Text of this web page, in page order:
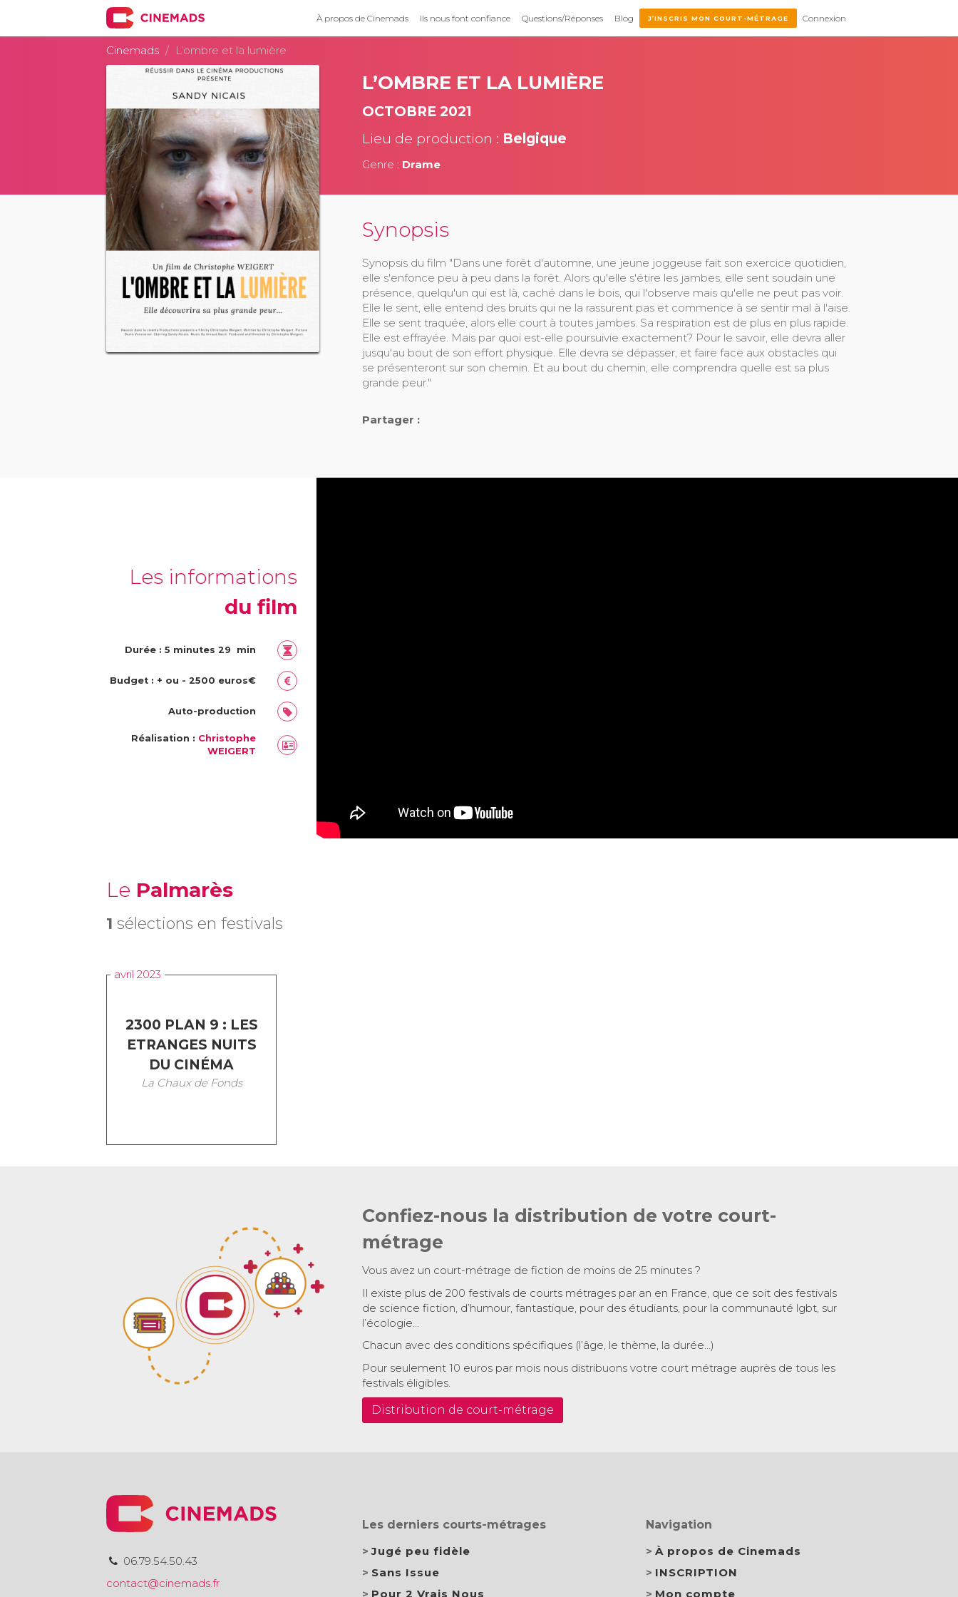
À propos de Cinemads Ils nous font confiance Questions/Réponses Blog J’INSCRIS MON COURT-MÉTRAGE Connexion
Cinemads L’ombre et la lumière
L’OMBRE ET LA LUMIÈRE
OCTOBRE 2021
Lieu de production : Belgique
Genre : Drame
Synopsis
Synopsis du film "Dans une forêt d'automne, une jeune joggeuse fait son exercice quotidien,
elle s'enfonce peu à peu dans la forêt. Alors qu'elle s'étire les jambes, elle sent soudain une
présence, quelqu'un qui est là, caché dans le bois, qui l'observe mais qu'elle ne peut pas voir.
Elle le sent, elle entend des bruits qui ne la rassurent pas et commence à se sentir mal à l'aise.
Elle se sent traquée, alors elle court à toutes jambes. Sa respiration est de plus en plus rapide.
Elle est effrayée. Mais par quoi est-elle poursuivie exactement? Pour le savoir, elle devra aller
jusqu'au bout de son effort physique. Elle devra se dépasser, et faire face aux obstacles qui
se présenteront sur son chemin. Et au bout du chemin, elle comprendra quelle est sa plus
grande peur."
Partager :
Les informations
du film
Durée : 5 minutes 29 min
Budget : + ou - 2500 euros€
Auto-production
Réalisation : Christophe
WEIGERT
Le Palmarès
1 sélections en festivals
avril 2023
2300 PLAN 9 : LES
ETRANGES NUITS
DU CINÉMA
La Chaux de Fonds
Confiez-nous la distribution de votre court-
métrage
Vous avez un court-métrage de fiction de moins de 25 minutes ?
Il existe plus de 200 festivals de courts métrages par an en France, que ce soit des festivals
de science fiction, d’humour, fantastique, pour des étudiants, pour la communauté lgbt, sur
l’écologie…
Chacun avec des conditions spécifiques (l’âge, le thème, la durée…)
Pour seulement 10 euros par mois nous distribuons votre court métrage auprès de tous les
festivals éligibles.
Distribution de court-métrage
06.79.54.50.43
contact@cinemads.fr
Les derniers courts-métrages
Jugé peu fidèle
Sans Issue
Pour 2 Vrais Nous
Navigation
À propos de Cinemads
INSCRIPTION
Mon compte